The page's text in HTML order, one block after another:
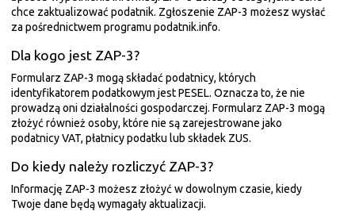
chce zaktualizować podatnik. Zgłoszenie ZAP-3 możesz wysłać
za pośrednictwem programu podatnik.info.
Dla kogo jest ZAP-3?
Formularz ZAP-3 mogą składać podatnicy, których
identyfikatorem podatkowym jest PESEL. Oznacza to, że nie
prowadzą oni działalności gospodarczej. Formularz ZAP-3 mogą
złożyć również osoby, które nie są zarejestrowane jako
podatnicy VAT, płatnicy podatku lub składek ZUS.
Do kiedy należy rozliczyć ZAP-3?
Informację ZAP-3 możesz złożyć w dowolnym czasie, kiedy
Twoje dane będą wymagały aktualizacji.